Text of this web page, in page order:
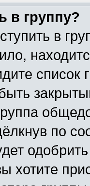
в группу?
в
список
по
хотите